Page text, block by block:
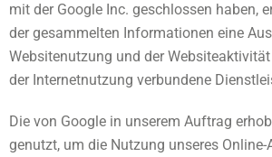
mit der Google Inc. geschlossen haben,
der gesammelten Informationen eine
Websitenutzung und der
der Internetnutzung verbundene
Die von Google in unserem Auftrag
genutzt, um die Nutzung unseres